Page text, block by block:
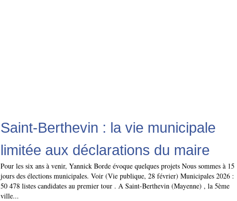
Saint-Berthevin : la vie municipale
limitée aux déclarations du maire
Pour les six ans à venir, Yannick Borde évoque quelques projets Nous sommes à 15
jours des élections municipales. Voir (Vie publique, 28 février) Municipales 2026 :
50 478 listes candidates au premier tour . A Saint-Berthevin (Mayenne) , la 5ème
ville...